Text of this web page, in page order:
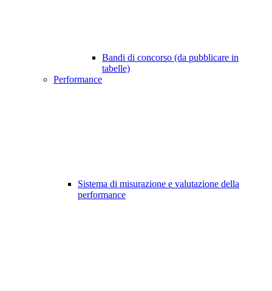
Bandi di concorso (da pubblicare in
tabelle)
Performance
Sistema di misurazione e valutazione della
performance